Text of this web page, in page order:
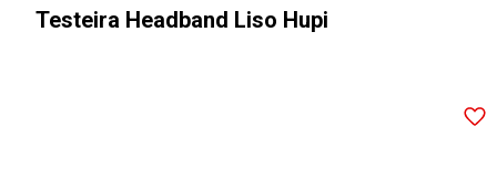
Testeira Headband Liso Hupi